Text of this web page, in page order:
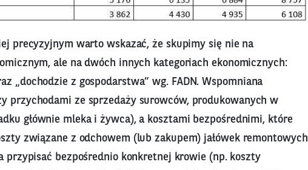
precyzyjnym warto wskazać, że skupimy się nie na
ale na dwóch innych kategoriach ekonomicznych:
„dochodzie z gospodarstwa” wg. FADN. Wspomniana
przychodami ze sprzedaży surowców, produkowanych w
głównie mleka i żywca), a kosztami bezpośrednimi, które
związane z odchowem (lub zakupem) jałówek remontowych
przypisać bezpośrednio konkretnej krowie (np. koszty